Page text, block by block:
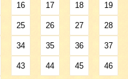
16 17 18 19
25 26 27 28
34 35 36 37
43 44 45 46